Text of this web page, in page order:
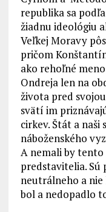
republika sa
žiadnu ideológiu
Veľkej Moravy
pričom
ako rehoľné
Ondreja len na
života pred
svätí im
cirkev. Štát a naši
náboženského
A nemali by
predstavitelia.
neutrálneho a
bol a nedopadlo